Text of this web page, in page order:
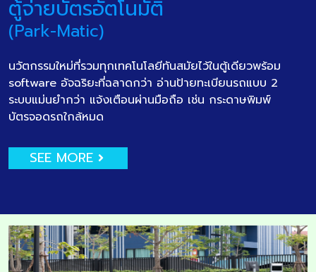
ตู้จ่ายบัตรอัตโนมัติ
(Park-Matic)
นวัตกรรมใหม่ที่รวมทุกเทคโนโลยีทันสมัยไว้ในตู้เดียวพร้อม
software อัจฉริยะที่ฉลาดกว่า อ่านป้ายทะเบียนรถแบบ 2
ระบบแม่นยำกว่า แจ้งเตือนผ่านมือถือ เช่น กระดาษพิมพ์
บัตรจอดรถใกล้หมด
SEE MORE